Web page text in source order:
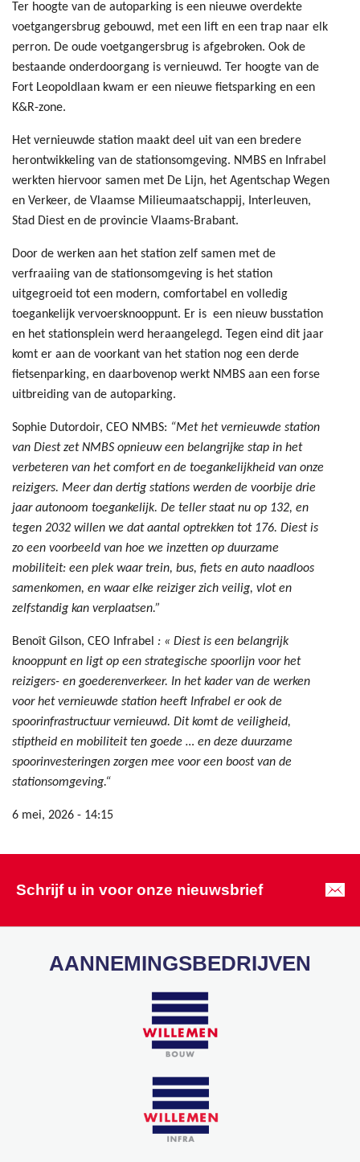
Ter hoogte van de autoparking is een nieuwe overdekte
voetgangersbrug gebouwd, met een lift en een trap naar elk
perron. De oude voetgangersbrug is afgebroken. Ook de
bestaande onderdoorgang is vernieuwd. Ter hoogte van de
Fort Leopoldlaan kwam er een nieuwe fietsparking en een
K&R-zone.
Het vernieuwde station maakt deel uit van een bredere
herontwikkeling van de stationsomgeving. NMBS en Infrabel
werkten hiervoor samen met De Lijn, het Agentschap Wegen
en Verkeer, de Vlaamse Milieumaatschappij, Interleuven,
Stad Diest en de provincie Vlaams-Brabant.
Door de werken aan het station zelf samen met de
verfraaiing van de stationsomgeving is het station
uitgegroeid tot een modern, comfortabel en volledig
toegankelijk vervoersknooppunt. Er is een nieuw busstation
en het stationsplein werd heraangelegd. Tegen eind dit jaar
komt er aan de voorkant van het station nog een derde
fietsenparking, en daarbovenop werkt NMBS aan een forse
uitbreiding van de autoparking.
Sophie Dutordoir, CEO NMBS: “Met het vernieuwde station
van Diest zet NMBS opnieuw een belangrijke stap in het
verbeteren van het comfort en de toegankelijkheid van onze
reizigers. Meer dan dertig stations werden de voorbije drie
jaar autonoom toegankelijk. De teller staat nu op 132, en
tegen 2032 willen we dat aantal optrekken tot 176. Diest is
zo een voorbeeld van hoe we inzetten op duurzame
mobiliteit: een plek waar trein, bus, fiets en auto naadloos
samenkomen, en waar elke reiziger zich veilig, vlot en
zelfstandig kan verplaatsen.”
Benoît Gilson, CEO Infrabel : « Diest is een belangrijk
knooppunt en ligt op een strategische spoorlijn voor het
reizigers- en goederenverkeer. In het kader van de werken
voor het vernieuwde station heeft Infrabel er ook de
spoorinfrastructuur vernieuwd. Dit komt de veiligheid,
stiptheid en mobiliteit ten goede … en deze duurzame
spoorinvesteringen zorgen mee voor een boost van de
stationsomgeving.“
6 mei, 2026 - 14:15
Schrijf u in voor onze nieuwsbrief
AANNEMINGSBEDRIJVEN